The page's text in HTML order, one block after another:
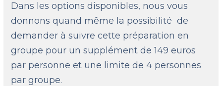
Dans les options disponibles, nous vous
donnons quand même la possibilité de
demander à suivre cette préparation en
groupe pour un supplément de 149 euros
par personne et une limite de 4 personnes
par groupe.